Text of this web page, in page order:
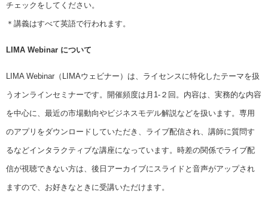
チェックをしてください。
＊講義はすべて英語で行われます。
LIMA Webinar について
LIMA Webinar（LIMAウェビナー）は、ライセンスに特化したテーマを扱
うオンラインセミナーです。開催頻度は月1-２回。内容は、実務的な内容
を中心に、最近の市場動向やビジネスモデル解説などを扱います。専用
のアプリをダウンロードしていただき、ライブ配信され、講師に質問す
るなどインタラクティブな講座になっています。時差の関係でライブ配
信が視聴できない方は、後日アーカイブにスライドと音声がアップされ
ますので、お好きなときに受講いただけます。